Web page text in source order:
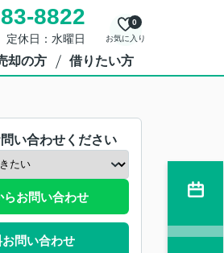
8822
休日：水曜日 お気に入り
0
却の方 借りたい方
い合わせください
らお問い合わせ
問い合わせ